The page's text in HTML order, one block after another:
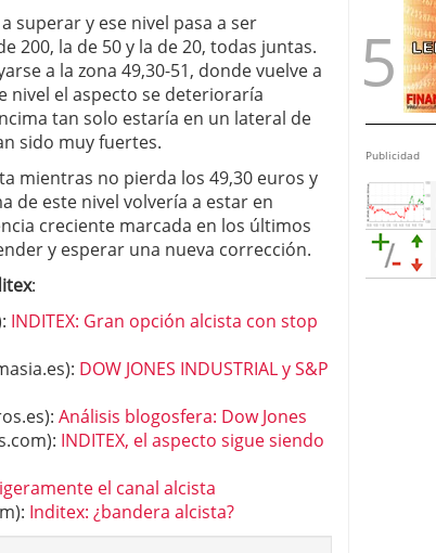
superar y ese nivel pasa a ser
200, la de 50 y la de 20, todas juntas.
a la zona 49,30-51, donde vuelve a
nivel el aspecto se deterioraría
tan solo estaría en un lateral de
sido muy fuertes.
mientras no pierda los 49,30 euros y
de este nivel volvería a estar en
creciente marcada en los últimos
y esperar una nueva corrección.
:
INDITEX: Gran opción alcista con stop
DOW JONES INDUSTRIAL y S&P
Análisis blogosfera: Dow Jones
INDITEX, el aspecto sigue siendo
el canal alcista
Inditex: ¿bandera alcista?
Publicidad